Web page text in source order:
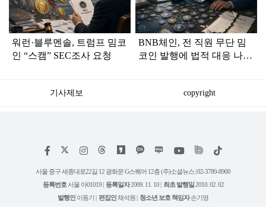
워런·블루멘솔, 트럼프 밈코
인 “스캠” SEC조사 요청
BNB체인, 전 직원 무단 밈
코인 발행에 법적 대응 나선
기사제보 copyright
페
스
인
타
램
위
트
유
튜
틱
서울 중구 세종대로22길 12 광화문 G스퀘어 12층 (주)소셜뉴스 | 02-3789-8900
등록번호 서울 아01019 | 등록일자2009. 11. 10 | 최초 발행일2010. 02. 02
발행인 이동기 | 편집인채석원 | 청소년 보호 책임자손기영